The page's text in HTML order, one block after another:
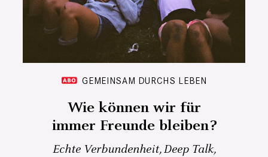
GEMEINSAM DURCHS LEBEN
Wie können wir für
immer Freunde bleiben?
Echte Verbundenheit, Deep Talk,